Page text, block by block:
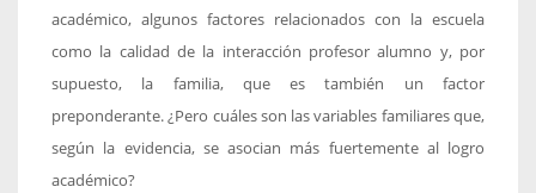
académico, algunos factores relacionados con la escuela
como la calidad de la interacción profesor alumno y, por
supuesto, la familia, que es también un factor
preponderante. ¿Pero cuáles son las variables familiares que,
según la evidencia, se asocian más fuertemente al logro
académico?